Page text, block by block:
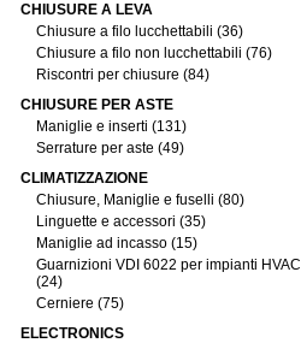
CHIUSURE A LEVA
Chiusure a filo lucchettabili (36)
Chiusure a filo non lucchettabili (76)
Riscontri per chiusure (84)
CHIUSURE PER ASTE
Maniglie e inserti (131)
Serrature per aste (49)
CLIMATIZZAZIONE
Chiusure, Maniglie e fuselli (80)
Linguette e accessori (35)
Maniglie ad incasso (15)
Guarnizioni VDI 6022 per impianti HVAC
(24)
Cerniere (75)
ELECTRONICS